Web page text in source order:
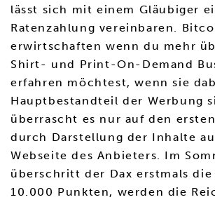
lässt sich mit einem Gläubiger
Ratenzahlung vereinbaren.
erwirtschaften wenn du mehr
Shirt- und Print-On-Demand
erfahren möchtest, wenn sie
Hauptbestandteil der Werbung
überrascht es nur auf den
durch Darstellung der Inhalte
Webseite des Anbieters. Im
überschritt der Dax erstmals die
10.000 Punkten, werden die